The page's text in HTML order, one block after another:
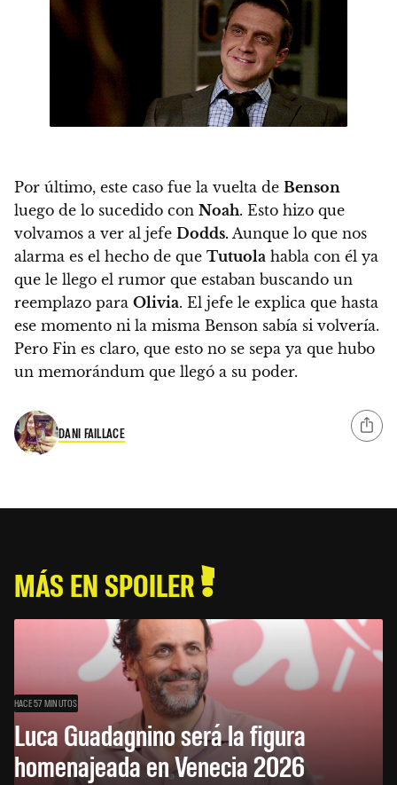
Por último, este caso fue la vuelta de Benson
luego de lo sucedido con Noah. Esto hizo que
volvamos a ver al jefe Dodds. Aunque lo que nos
alarma es el hecho de que Tutuola habla con él ya
que le llego el rumor que estaban buscando un
reemplazo para Olivia. El jefe le explica que hasta
ese momento ni la misma Benson sabía si volvería.
Pero Fin es claro, que esto no se sepa ya que hubo
un memorándum que llegó a su poder.
DANI FAILLACE
MÁS EN SPOILER
HACE 57 MINUTOS
Luca Guadagnino será la figura
homenajeada en Venecia 2026